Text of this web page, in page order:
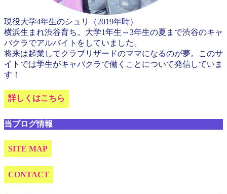
現役大学4年生のシュリ（2019年時）
横浜生まれ渋谷育ち。大学1年生～3年生の夏まで渋谷のキャ
バクラでアルバイトをしていました。
将来は起業してクラブリザードのママになるのが夢。このサ
イトでは学生がキャバクラで働くことについて発信していま
す！
詳しくはこちら
当ブログ情報
SITE MAP
CONTACT